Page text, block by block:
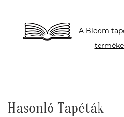
A Bloom
Hasonló Tapéták